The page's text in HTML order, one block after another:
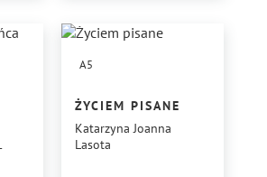
A5
ŻYCIEM PISANE
Katarzyna Joanna
Lasota